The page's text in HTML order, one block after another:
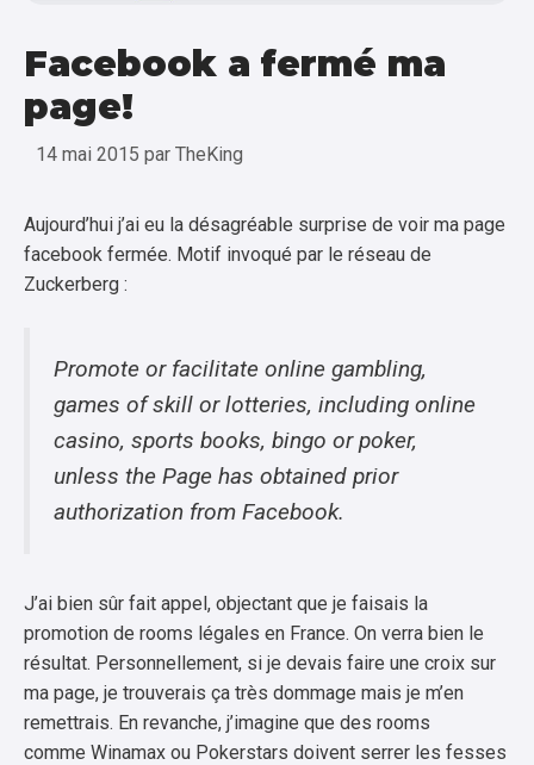
Facebook a fermé ma
page!
14 mai 2015 par TheKing
Aujourd’hui j’ai eu la désagréable surprise de voir ma page
facebook fermée. Motif invoqué par le réseau de
Zuckerberg :
Promote or facilitate online gambling,
games of skill or lotteries, including online
casino, sports books, bingo or poker,
unless the Page has obtained prior
authorization from Facebook.
J’ai bien sûr fait appel, objectant que je faisais la
promotion de rooms légales en France. On verra bien le
résultat. Personnellement, si je devais faire une croix sur
ma page, je trouverais ça très dommage mais je m’en
remettrais. En revanche, j’imagine que des rooms
comme Winamax ou Pokerstars doivent serrer les fesses